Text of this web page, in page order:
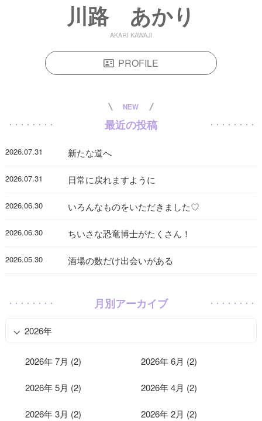
川路 あかり
AKARI KAWAJI
PROFILE
NEW
最近の投稿
2026.07.31 新たな道へ
2026.07.31 日常に戻れますように
2026.06.30 いろんなものをいただきました♡
2026.06.30 ちいさな恐竜博士がたくさん！
2026.05.30 酒場の数だけ出会いがある
月別アーカイブ
2026年
2026年 7月 (2) 2026年 6月 (2)
2026年 5月 (2) 2026年 4月 (2)
2026年 3月 (2) 2026年 2月 (2)